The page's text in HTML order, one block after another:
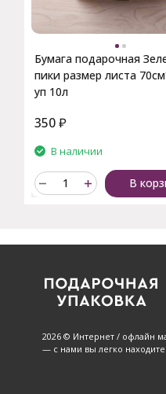
Бумага подарочная
пики размер листа
уп 10л
350 ₽
В наличии
В
2026 © Интернет / офлайн
— с нами вы легко находите